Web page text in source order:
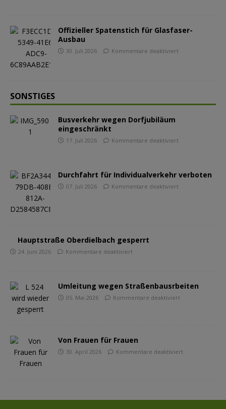
Offizieller Spatenstich für Glasfaser-
Ausbau
30. Juli 2026 Kommentare deaktiviert
SONSTIGES
Busverkehr wegen Dorfjubiläum
eingeschränkt
17. Juli 2026 Kommentare deaktiviert
Durchfahrt für Individualverkehr verboten
07. Juli 2026 Kommentare deaktiviert
Hauptstraße Oberdielbach gesperrt
24. Juni 2026 Kommentare deaktiviert
Umleitung wegen Straßenbausrbeiten
05. Mai 2026 Kommentare deaktiviert
Von Frauen für Frauen
30. April 2026 Kommentare deaktiviert